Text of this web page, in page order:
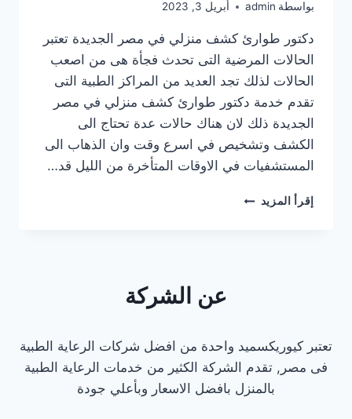
بواسطة admin أبريل 3, 2023
دكتور طوارئ كشف منزلي في مصر الجديدة تعتبر
الحالات المرضية التى تحدث فجأة هى من اصعب
الحالات لذلك تجد العديد من المراكز الطبية التى
تقدم خدمة دكتور طوارئ كشف منزلي في مصر
الجديدة ذلك لان هناك حالات عدة تحتاج الى
الكشف وتشخيص في اسرع وقت وان الذهاب الى
المستشفيات في الاوقات المتأخرة من الليل قد…
إقرأ المزيد افضل
عن الشركة
تعتبر كيوريكسميد واحدة من افضل شركات الرعاية الطبية
فى مصر, تقدم الشركة الكثير من خدمات الرعاية الطبية
بالمنزل بافضل الاسعار وبأعلي جودة